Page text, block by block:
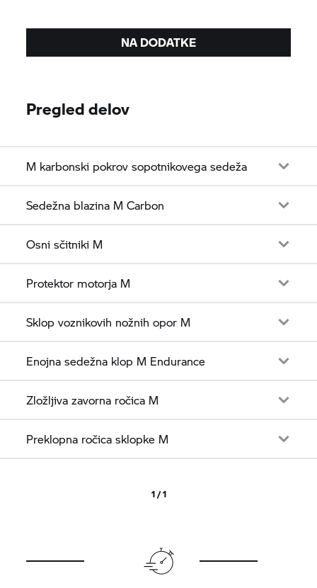
NA DODATKE
Pregled delov
M karbonski pokrov sopotnikovega sedeža
Sedežna blazina M Carbon
Osni sčitniki M
Protektor motorja M
Sklop voznikovih nožnih opor M
Enojna sedežna klop M Endurance
Zložljiva zavorna ročica M
Preklopna ročica sklopke M
1 / 1